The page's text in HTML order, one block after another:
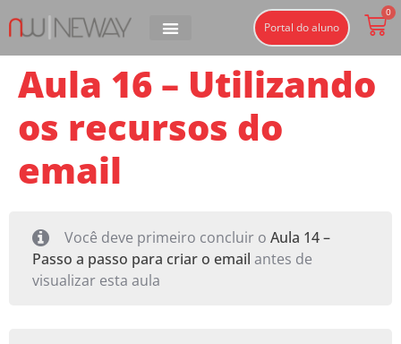
Portal do aluno
0
Aula 16 – Utilizando
os recursos do
email
Você deve primeiro concluir o Aula 14 –
Passo a passo para criar o email antes de
visualizar esta aula